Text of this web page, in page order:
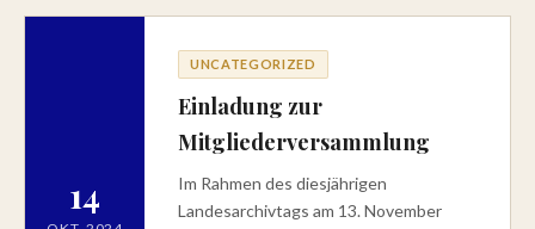
14
UNCATEGORIZED
Einladung zur
Mitgliederversammlung
Im Rahmen des diesjährigen
Landesarchivtags am 13. November